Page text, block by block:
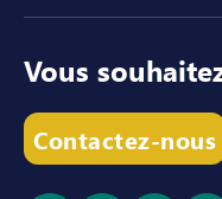
Vous
Contactez-nous